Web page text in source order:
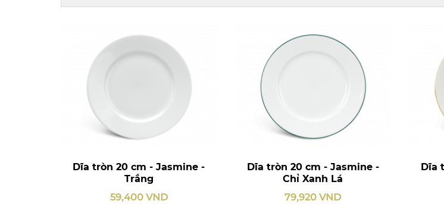
Dĩa tròn 20 cm - Jasmine -
Trắng
59,400 VND
Dĩa tròn 20 cm - Jasmine -
Chỉ Xanh Lá
79,920 VND
Dĩa